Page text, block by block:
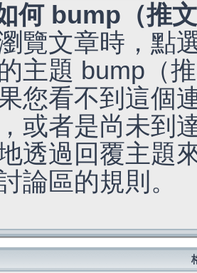
何 bump（推
覽文章時，點
主題 bump（
您看不到這個
或者是尚未到
透過回覆主題
論區的規則。